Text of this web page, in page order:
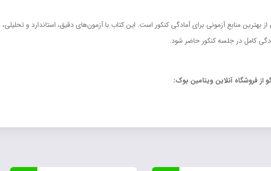
بهترین منابع آزمونی برای آمادگی کنکور است. این کتاب با آزمون‌های دقیق، استاندارد و
کامل در جلسه کنکور حاضر شود.
فروشگاه آنلاین ویتامین بوک: